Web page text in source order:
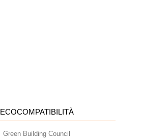
ECOCOMPATIBILITÀ
Green Building Council